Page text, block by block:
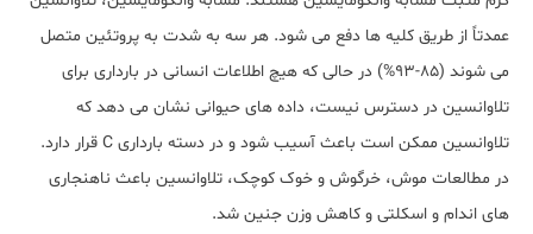
عمدتاً از طریق کلیه ها دفع می شود. هر سه به شدت به پروتئین متصل
می شوند (85-93%) در حالی که هیچ اطلاعات انسانی در بارداری برای
تلاوانسین در دسترس نیست، داده های حیوانی نشان می دهد که
تلاوانسین ممکن است باعث آسیب شود و در دسته بارداری C قرار دارد.
در مطالعات موش، خرگوش و خوک کوچک، تلاوانسین باعث ناهنجاری
های اندام و اسکلتی و کاهش وزن جنین شد.